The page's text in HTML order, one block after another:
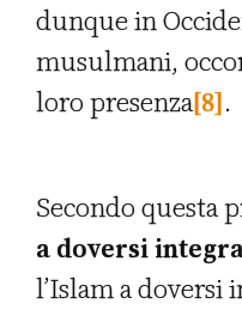
dunque in
musulmani,
loro presenza[8].
Secondo questa
a doversi
l’Islam a doversi